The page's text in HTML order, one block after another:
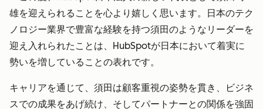
雄を迎えられることを心より嬉しく思います。日本のテク
ノロジー業界で豊富な経験を持つ須田のようなリーダーを
迎え入れられたことは、HubSpotが日本において着実に
勢いを増していることの表れです。
キャリアを通じて、須田は顧客重視の姿勢を貫き、ビジネ
スでの成果をあげ続け、そしてパートナーとの関係を強固